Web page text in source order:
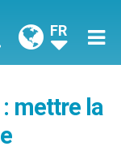
FR
mettre la